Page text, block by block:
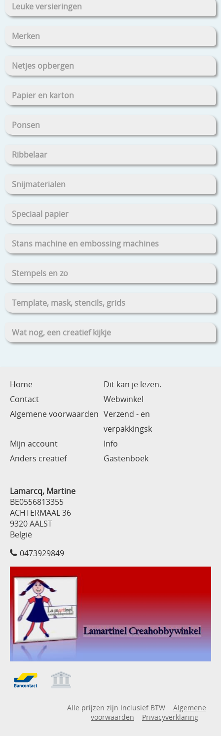
Leuke versieringen
Merken
Netjes opbergen
Papier en karton
Ponsen
Ribbelaar
Snijmaterialen
Speciaal papier
Stans machine en embossing machines
Stempels en zo
Template, mask, stencils, grids
Wat nog, een creatief kijkje
Home
Dit kan je lezen.
Contact
Webwinkel
Algemene voorwaarden Verzend - en
verpakkingsk
Mijn account
Info
Anders creatief
Gastenboek
Lamarcq, Martine
BE0556813355
ACHTERMAAL 36
9320 AALST
België
0473929849
Alle prijzen zijn Inclusief BTW
Algemene
voorwaarden
Privacyverklaring